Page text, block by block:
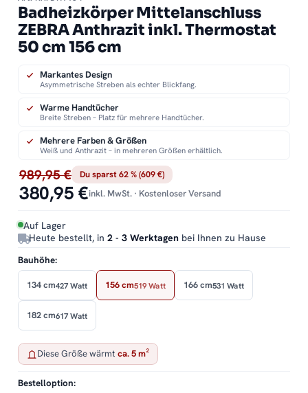
Badheizkörper Mittelanschluss
ZEBRA Anthrazit inkl. Thermostat
50 cm 156 cm
989,95 € Du sparst 62 % (609 €)
380,95 €inkl. MwSt. · Kostenloser Versand
Auf Lager
Heute bestellt, in 2 - 3 Werktagen bei Ihnen zu Hause
Markantes Design
Asymmetrische Streben als echter Blickfang.
Warme Handtücher
Breite Streben – Platz für mehrere Handtücher.
Mehrere Farben & Größen
Weiß und Anthrazit – in mehreren Größen erhältlich.
Bauhöhe:
134 cm427 Watt 156 cm519 Watt 166 cm531 Watt
182 cm617 Watt
Diese Größe wärmt ca. 5 m²
Bestelloption: